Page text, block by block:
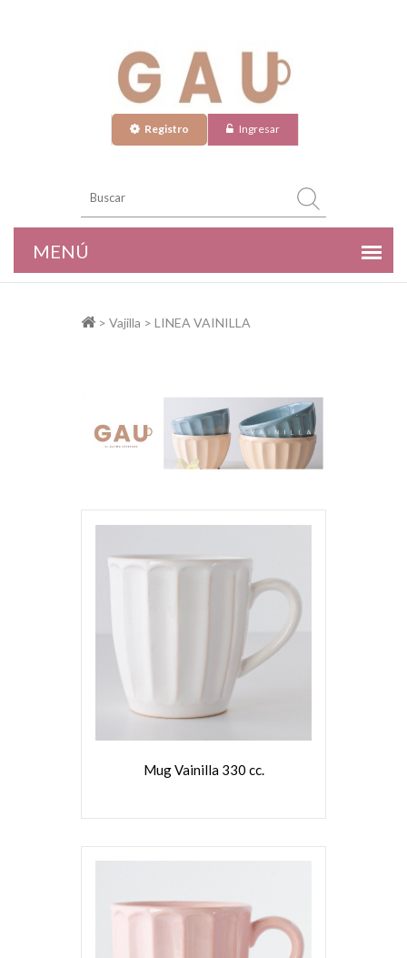
Registro Ingresar
> Vajilla > LINEA VAINILLA
Mug Vainilla 330 cc.